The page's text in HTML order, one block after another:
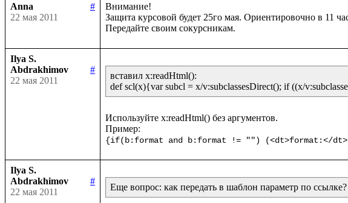
Anna
#
22 мая 2011
Внимание!
Защита курсовой будет 25го мая. Ориентировочно в 11
Ilya S.
Abdrakhimov
#
22 мая 2011
вставил x:readHtml():
Используйте x:readHtml() без аргументов.
{if(b:format and b:format != "") (<dt>format:</
Ilya S.
Abdrakhimov
#
22 мая 2011
Еще вопрос: как передать в шаблон параметр по